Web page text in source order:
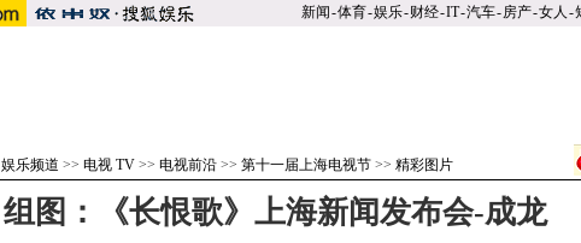
新闻-体育-娱乐-财经-IT-汽车-房产-女人 -
娱乐频道 >> 电视 TV >> 电视前沿 >> 第十一届上海电视节 >> 精彩图片
组图：《长恨歌》上海新闻发布会-成龙